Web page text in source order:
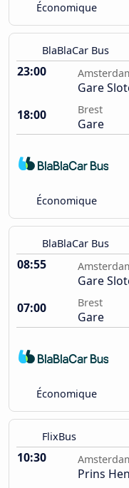
Économique
BlaBlaCar Bus
23:00
Gare
18:00
Brest
Gare
Économique
BlaBlaCar Bus
08:55
Gare
07:00
Brest
Gare
Économique
FlixBus
10:30
Prins